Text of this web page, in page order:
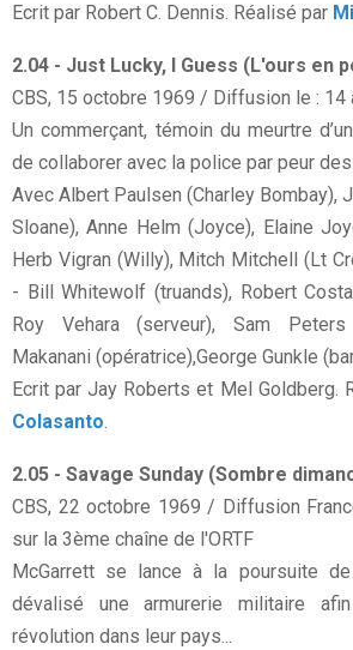
Ecrit par Robert C. Dennis. Réalisé par
2.04 - Just Lucky, I Guess (L'ours en
CBS, 15 octobre 1969 / Diffusion le : 14
Un commerçant, témoin du meurtre
de collaborer avec la police par peur
Avec Albert Paulsen (Charley Bombay),
Sloane), Anne Helm (Joyce), Elaine
Herb Vigran (Willy), Mitch Mitchell (Lt
- Bill Whitewolf (truands), Robert Costa
Roy Vehara (serveur), Sam
Makanani (opératrice),George Gunkle
Ecrit par Jay Roberts et Mel Goldberg.
Colasanto.
2.05 - Savage Sunday (Sombre
CBS, 22 octobre 1969 / Diffusion
sur la 3ème chaîne de l'ORTF
McGarrett se lance à la poursuite
dévalisé une armurerie militaire
révolution dans leur pays...